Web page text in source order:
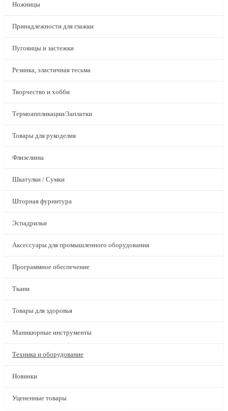
Ножницы
Принадлежности для глажки
Пуговицы и застежки
Резинка, эластичная тесьма
Творчество и хобби
Термоаппликации/Заплатки
Товары для рукоделия
Флизелины
Шкатулки / Сумки
Шторная фурнитура
Эспадрильи
Аксессуары для промышленного оборудования
Программное обеспечение
Ткани
Товары для здоровья
Маникюрные инструменты
Техника и оборудование
Новинки
Уцененные товары